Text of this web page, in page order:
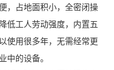
，占地面积小，全密闭操
低工人劳动强度，内置五
使用很多年，无需经常更
中的设备。